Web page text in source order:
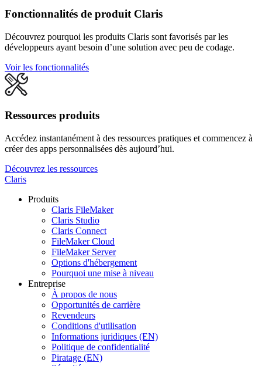
Fonctionnalités de produit Claris
Découvrez pourquoi les produits Claris sont favorisés par les
développeurs ayant besoin d’une solution avec peu de codage.
Voir les fonctionnalités
Ressources produits
Accédez instantanément à des ressources pratiques et commencez à
créer des apps personnalisées dès aujourd’hui.
Découvrez les ressources
Claris
Produits
Claris FileMaker
Claris Studio
Claris Connect
FileMaker Cloud
FileMaker Server
Options d'hébergement
Pourquoi une mise à niveau
Entreprise
À propos de nous
Opportunités de carrière
Revendeurs
Conditions d'utilisation
Informations juridiques (EN)
Politique de confidentialité
Piratage (EN)